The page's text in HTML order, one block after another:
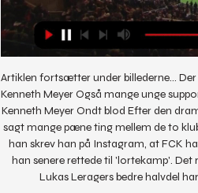
Artiklen fortsætter under billederne...
Kenneth Meyer Også mange unge
Kenneth Meyer Ondt blod Efter den
sagt mange pæne ting mellem de to
han skrev han på Instagram, at FCK
han senere rettede til 'lortekamp'.
Lukas Leragers bedre halvdel